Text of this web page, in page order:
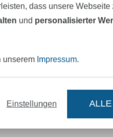
dass unsere Webseite
und personalisierter
unserem Impressum.
Einstellungen